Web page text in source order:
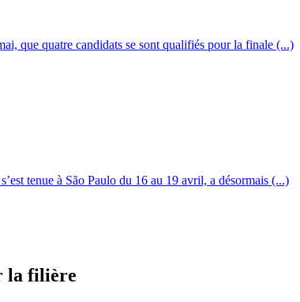
que quatre candidats se sont qualifiés pour la finale (...)
tenue à São Paulo du 16 au 19 avril, a désormais (...)
la filière